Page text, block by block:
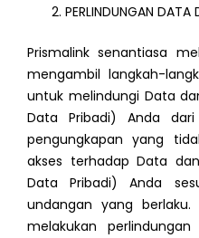
PERLINDUNGAN
Prismalink senantiasa
mengambil langkah-
untuk melindungi Data
Data Pribadi) Anda
pengungkapan yang
akses terhadap Data
Data Pribadi) Anda
undangan yang berlaku.
melakukan